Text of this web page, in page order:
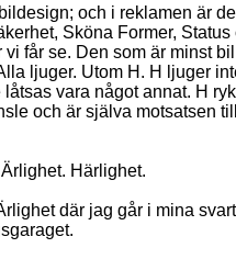
och i reklamen är
Sköna Former, Status
får se. Den som är minst
ljuger. Utom H. H ljuger
vara något annat. H
och är själva motsatsen
Härlighet.
där jag går i mina